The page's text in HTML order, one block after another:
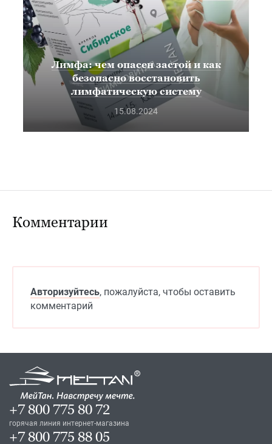
Лимфа: чем опасен застой и как
безопасно восстановить
лимфатическую систему
15.08.2024
Комментарии
Авторизуйтесь, пожалуйста, чтобы оставить
комментарий
+7 800 775 80 72
горячая линия интернет-магазина
+7 800 775 88 05